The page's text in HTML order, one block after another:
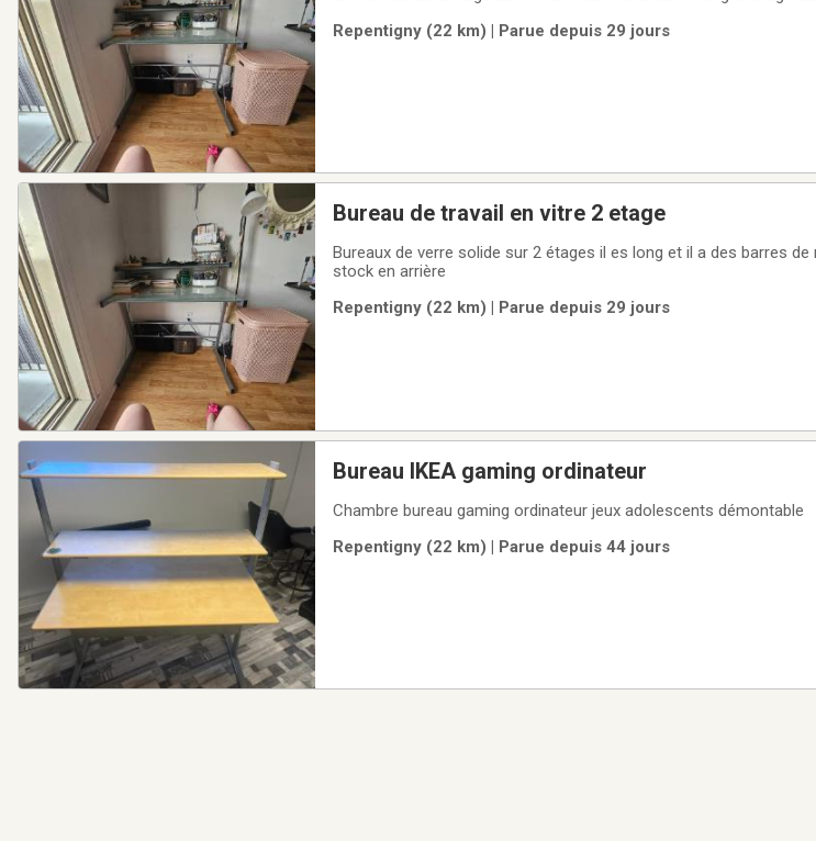
Repentigny (22 km) | Parue depuis 29 jours
Bureau de travail en vitre 2 etage
Bureaux de verre solide sur 2 étages il es long et il a des barres
stock en arrière
Repentigny (22 km) | Parue depuis 29 jours
Bureau IKEA gaming ordinateur
Chambre bureau gaming ordinateur jeux adolescents démontable
Repentigny (22 km) | Parue depuis 44 jours